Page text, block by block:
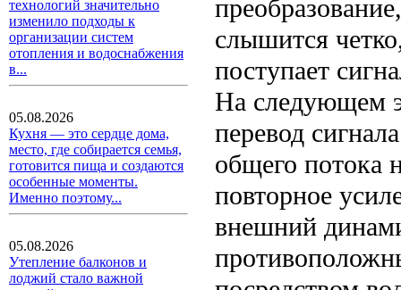
технологий значительно
изменило подходы к
организации систем
отопления и водоснабжения
в...
05.08.2026
Кухня — это сердце дома,
место, где собирается семья,
готовится пища и создаются
особенные моменты.
Именно поэтому...
05.08.2026
Утепление балконов и
лоджий стало важной
слышится
поступает
На следующем
перевод
общего потока
повторное
внешний